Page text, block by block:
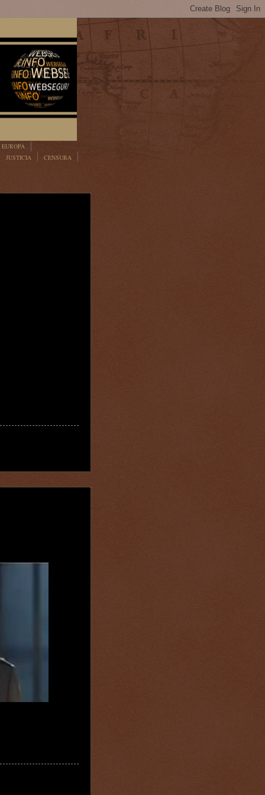
EUROPA
JUSTICIA
CENSURA